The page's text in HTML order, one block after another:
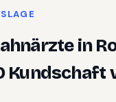
in
Kundschaft